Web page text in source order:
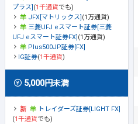
プラス] (1千通貨でも)
JFX[マトリックス] (1万通貨)
三菱UFJ eスマート証券[三菱
UFJ eスマート証券FX] (1万通貨)
Plus500JP証券[FX]
IG証券(1千通貨)
5,000円未満
トレイダーズ証券[LIGHT FX]
(1千通貨でも)